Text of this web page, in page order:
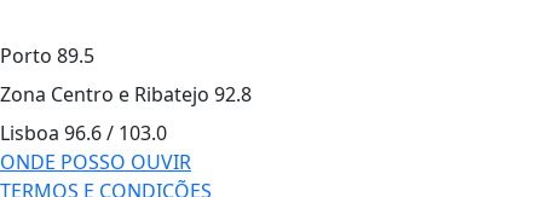
Porto 89.5
Zona Centro e Ribatejo 92.8
Lisboa 96.6 / 103.0
ONDE POSSO OUVIR
TERMOS E CONDIÇÕES